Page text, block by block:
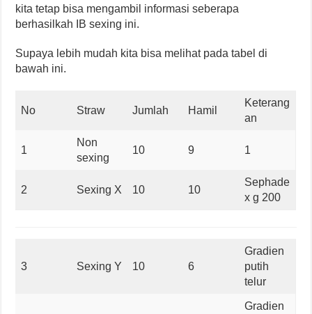
kita tetap bisa mengambil informasi seberapa
berhasilkah IB sexing ini.
Supaya lebih mudah kita bisa melihat pada tabel di
bawah ini.
No Straw Jumlah Hamil
Keterang
an
1
Non
sexing
10 9 1
2 Sexing X 10 10
Sephade
x g 200
3 Sexing Y 10 6
Gradien
putih
telur
Gradien